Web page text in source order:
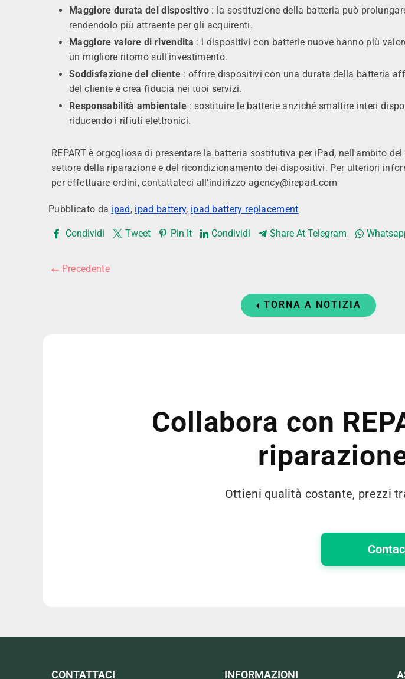
Maggiore durata del dispositivo: la sostituzione della batteria può
rendendolo più attraente per gli acquirenti.
Maggiore valore di rivendita : i dispositivi con batterie nuove hanno più
un migliore ritorno sull'investimento.
Soddisfazione del cliente : offrire dispositivi con una durata della batteria
del cliente e crea fiducia nei tuoi servizi.
Responsabilità ambientale : sostituire le batterie anziché smaltire interi
riducendo i rifiuti elettronici.
REPART è orgogliosa di presentare la batteria sostitutiva per iPad, nell'ambito
settore della riparazione e del ricondizionamento dei dispositivi. Per ulteriori
per effettuare ordini, contattateci all'indirizzo agency@irepart.com
Pubblicato da ipad, ipad battery, ipad battery replacement
Condividi Tweet Pin It Condividi Share At Telegram
Precedente
TORNA A NOTIZIA
Collabora con
Ottieni qualità costante, prezzi
CONTATTACI INFORMAZIONI